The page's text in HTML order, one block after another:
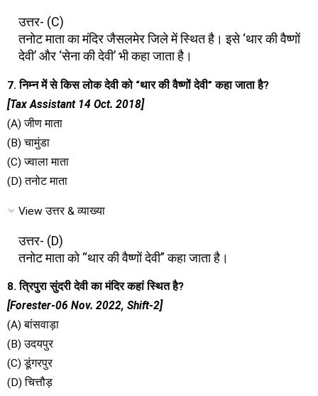
उत्तर- (C)
तनोट माता का मंदिर जैसलमेर जिले में स्थित है। इसे ‘थार की वैष्णों
देवी’ और ‘सेना की देवी’ भी कहा जाता है।
7. निम्न में से किस लोक देवी को “थार की वैष्णों देवी” कहा जाता है?
[Tax Assistant 14 Oct. 2018]
(A) जीण माता
(B) चामुंडा
(C) ज्वाला माता
(D) तनोट माता
View उत्तर & व्याख्या
उत्तर- (D)
तनोट माता को “थार की वैष्णों देवी” कहा जाता है।
8. त्रिपुरा सुंदरी देवी का मंदिर कहां स्थित है?
[Forester-06 Nov. 2022, Shift-2]
(A) बांसवाड़ा
(B) उदयपुर
(C) डूंगरपुर
(D) चित्तौड़